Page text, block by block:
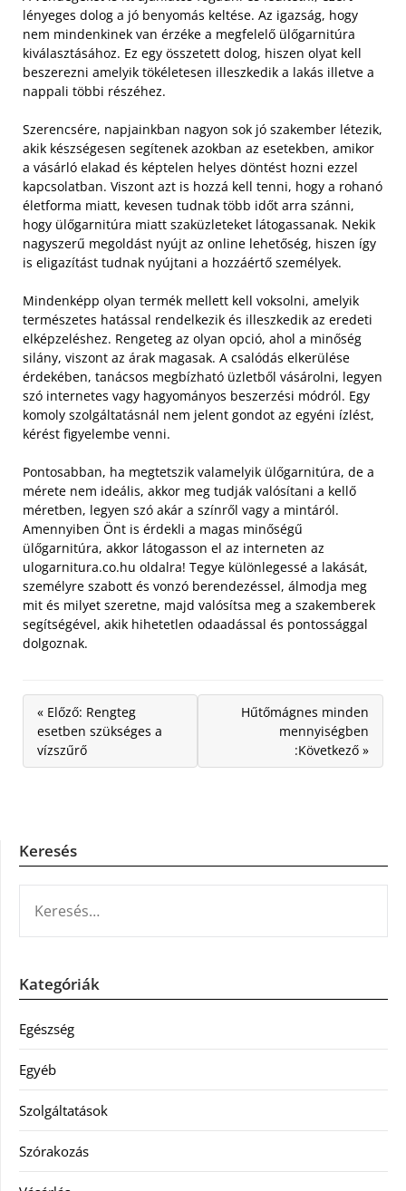
lényeges dolog a jó benyomás keltése. Az igazság, hogy
nem mindenkinek van érzéke a megfelelő ülőgarnitúra
kiválasztásához. Ez egy összetett dolog, hiszen olyat kell
beszerezni amelyik tökéletesen illeszkedik a lakás illetve a
nappali többi részéhez.
Szerencsére, napjainkban nagyon sok jó szakember létezik,
akik készségesen segítenek azokban az esetekben, amikor
a vásárló elakad és képtelen helyes döntést hozni ezzel
kapcsolatban. Viszont azt is hozzá kell tenni, hogy a rohanó
életforma miatt, kevesen tudnak több időt arra szánni,
hogy ülőgarnitúra miatt szaküzleteket látogassanak. Nekik
nagyszerű megoldást nyújt az online lehetőség, hiszen így
is eligazítást tudnak nyújtani a hozzáértő személyek.
Mindenképp olyan termék mellett kell voksolni, amelyik
természetes hatással rendelkezik és illeszkedik az eredeti
elképzeléshez. Rengeteg az olyan opció, ahol a minőség
silány, viszont az árak magasak. A csalódás elkerülése
érdekében, tanácsos megbízható üzletből vásárolni, legyen
szó internetes vagy hagyományos beszerzési módról. Egy
komoly szolgáltatásnál nem jelent gondot az egyéni ízlést,
kérést figyelembe venni.
Pontosabban, ha megtetszik valamelyik ülőgarnitúra, de a
mérete nem ideális, akkor meg tudják valósítani a kellő
méretben, legyen szó akár a színről vagy a mintáról.
Amennyiben Önt is érdekli a magas minőségű
ülőgarnitúra, akkor látogasson el az interneten az
ulogarnitura.co.hu oldalra! Tegye különlegessé a lakását,
személyre szabott és vonzó berendezéssel, álmodja meg
mit és milyet szeretne, majd valósítsa meg a szakemberek
segítségével, akik hihetetlen odaadással és pontossággal
dolgoznak.
« Előző: Rengteg
esetben szükséges a
vízszűrő
Hűtőmágnes minden
mennyiségben
:Következő »
Keresés
Kategóriák
Egészség
Egyéb
Szolgáltatások
Szórakozás